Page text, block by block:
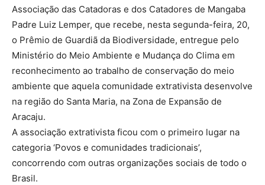
Associação das Catadoras e dos Catadores de Mangaba
Padre Luiz Lemper, que recebe, nesta segunda-feira, 20,
o Prêmio de Guardiã da Biodiversidade, entregue pelo
Ministério do Meio Ambiente e Mudança do Clima em
reconhecimento ao trabalho de conservação do meio
ambiente que aquela comunidade extrativista desenvolve
na região do Santa Maria, na Zona de Expansão de
Aracaju.
A associação extrativista ficou com o primeiro lugar na
categoria ‘Povos e comunidades tradicionais’,
concorrendo com outras organizações sociais de todo o
Brasil.